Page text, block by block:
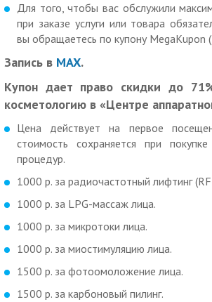
Для того, чтобы вас обслужили
при заказе услуги или товара
вы обращаетесь по купону MegaKupon
Запись в MAX.
Купон дает право скидки до
косметологию в «Центре
Цена действует на первое
стоимость сохраняется при
процедур.
1000 р. за радиочастотный лифтинг
1000 р. за LPG-массаж лица.
1000 р. за микротоки лица.
1000 р. за миостимуляцию лица.
1500 р. за фотоомоложение лица.
1500 р. за карбоновый пилинг.